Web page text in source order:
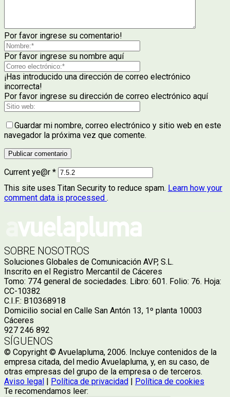
Por favor ingrese su comentario!
Por favor ingrese su nombre aquí
¡Has introducido una dirección de correo electrónico
incorrecta!
Por favor ingrese su dirección de correo electrónico aquí
Guardar mi nombre, correo electrónico y sitio web en este
navegador la próxima vez que comente.
Current ye@r *
This site uses Titan Security to reduce spam. Learn how your
comment data is processed .
SOBRE NOSOTROS
Soluciones Globales de Comunicación AVP, S.L.
Inscrito en el Registro Mercantil de Cáceres
Tomo: 774 general de sociedades. Libro: 601. Folio: 76. Hoja:
CC-10382
C.I.F.: B10368918
Domicilio social en Calle San Antón 13, 1º planta 10003
Cáceres
927 246 892
SÍGUENOS
© Copyright © Avuelapluma, 2006. Incluye contenidos de la
empresa citada, del medio Avuelapluma, y, en su caso, de
otras empresas del grupo de la empresa o de terceros.
Aviso legal
Política de privacidad
Política de cookies
Te recomendamos leer: